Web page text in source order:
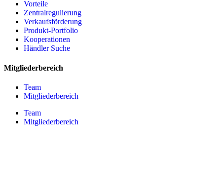
Vorteile
Zentralregulierung
Verkaufsförderung
Produkt-Portfolio
Kooperationen
Händler Suche
Mitgliederbereich
Team
Mitgliederbereich
Team
Mitgliederbereich